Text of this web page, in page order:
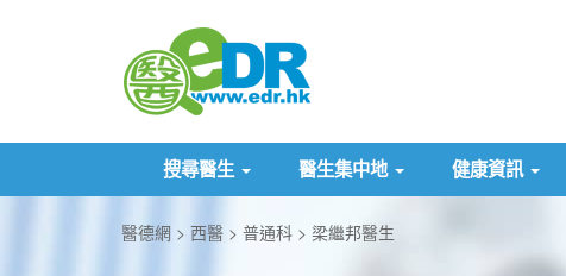
搜尋醫生 醫生集中地 健康資訊
醫德網 西醫 普通科 梁繼邦醫生